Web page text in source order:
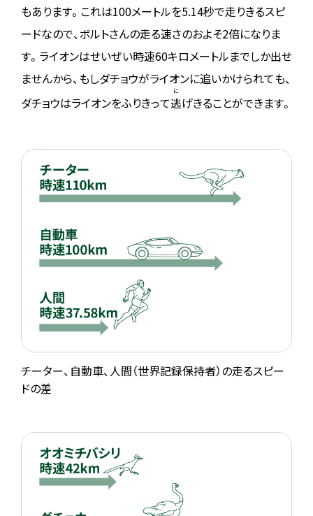
もあります。これは100メートルを5.14秒で走りきるスピ
ードなので、ボルトさんの走る速さのおよそ2倍になりま
す。ライオンはせいぜい時速60キロメートルまでしか出せ
ませんから、もしダチョウがライオンに追いかけられても、
ダチョウはライオンをふりきって逃
に
げきることができます。
チーター、自動車、人間（世界記録保持者）の走るスピー
ドの差